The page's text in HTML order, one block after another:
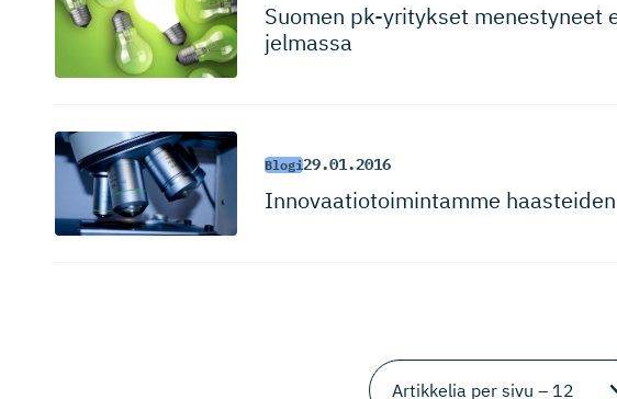
Suomen pk-yritykset
jelmassa
Blogi29.01.2016
Innovaatio­toi­mintamme